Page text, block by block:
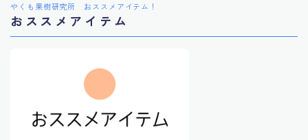
やくも果樹研究所 おススメアイテム！
おススメアイテム